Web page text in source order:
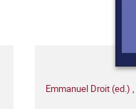
Emmanuel Droit (ed.) ,